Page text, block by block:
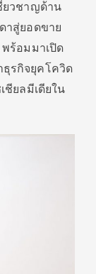
ยวชาญด้าน
าสู่ยอดขาย
ร้อมมาเปิด
ธุรกิจยุคโควิด
ชียลมีเดียใน